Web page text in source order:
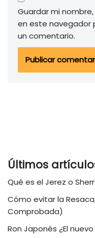
Guardar mi
en este navegador
un comentario.
Últimos
Qué es el Jerez o
Cómo evitar la
Comprobada)
Ron Japonés ¿El